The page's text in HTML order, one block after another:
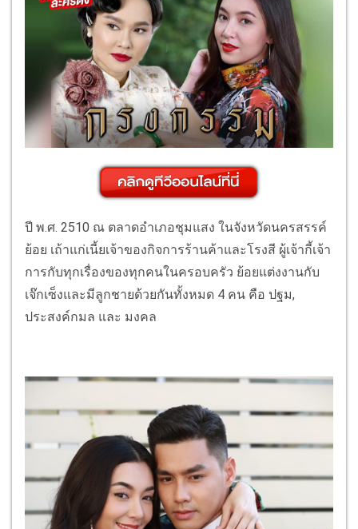
ปี พ.ศ. 2510 ณ ตลาดอำเภอชุมแสง ในจังหวัดนครสรรค์
ย้อย เถ้าแก่เนี้ยเจ้าของกิจการร้านค้าและโรงสี ผู้เจ้ากี้เจ้า
การกับทุกเรื่องของทุกคนในครอบครัว ย้อยแต่งงานกับ
เจ๊กเซ็งและมีลูกชายด้วยกันทั้งหมด 4 คน คือ ปฐม,
ประสงค์กมล และ มงคล